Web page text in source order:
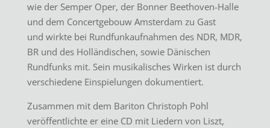
wie der Semper Oper, der Bonner Beethoven-Halle
und dem Concertgebouw Amsterdam zu Gast
und wirkte bei Rundfunkaufnahmen des NDR, MDR,
BR und des Holländischen, sowie Dänischen
Rundfunks mit. Sein musikalisches Wirken ist durch
verschiedene Einspielungen dokumentiert.
Zusammen mit dem Bariton Christoph Pohl
veröffentlichte er eine CD mit Liedern von Liszt,